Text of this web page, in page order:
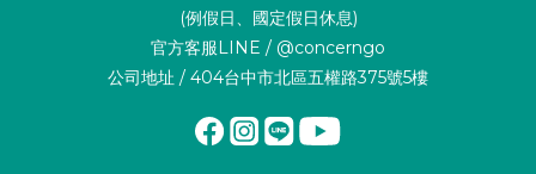
(例假日、國定假日休息)
官方客服LINE / @concerngo
公司地址 / 404台中市北區五權路375號5樓